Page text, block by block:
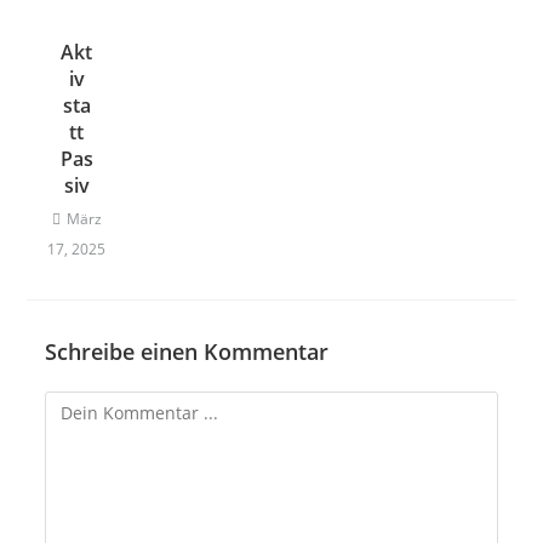
Akt
iv
sta
tt
Pas
siv
März
17, 2025
Schreibe einen Kommentar